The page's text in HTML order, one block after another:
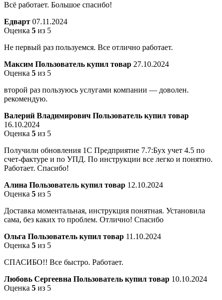
Всё работает. Большое спасибо!
Едварт 07.11.2024
Оценка 5 из 5
Не первый раз пользуемся. Все отлично работает.
Максим Пользователь купил товар 27.10.2024
Оценка 5 из 5
второй раз пользуюсь услугами компании — доволен.
рекомендую.
Валерий Владимирович Пользователь купил товар
16.10.2024
Оценка 5 из 5
Получили обновления 1С Предприятие 7.7:Бух учет 4.5 по
счет-фактуре и по УПД. По инструкции все легко и понятно.
Работает. Спасибо!
Алина Пользователь купил товар 12.10.2024
Оценка 5 из 5
Доставка моментальная, инструкция понятная. Установила
сама, без каких то проблем. Отлично! Спасибо
Ольга Пользователь купил товар 11.10.2024
Оценка 5 из 5
СПАСИБО!! Все быстро. Работает.
Любовь Сергеевна Пользователь купил товар 10.10.2024
Оценка 5 из 5